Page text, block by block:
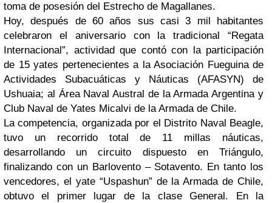
toma de posesión del Estrecho de Magallanes.
Hoy, después de 60 años sus casi 3 mil habitantes
celebraron el aniversario con la tradicional “Regata
Internacional”, actividad que contó con la participación
de 15 yates pertenecientes a la Asociación Fueguina de
Actividades Subacuáticas y Náuticas (AFASYN) de
Ushuaia; al Área Naval Austral de la Armada Argentina y
Club Naval de Yates Micalvi de la Armada de Chile.
La competencia, organizada por el Distrito Naval Beagle,
tuvo un recorrido total de 11 millas náuticas,
desarrollando un circuito dispuesto en Triángulo,
finalizando con un Barlovento – Sotavento. En tanto los
vencedores, el yate “Uspashun” de la Armada de Chile,
obtuvo el primer lugar de la clase General. En la